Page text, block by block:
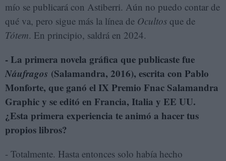
mío se publicará con Astiberri. Aún no puedo contar de
qué va, pero sigue más la línea de Ocultos que de
Tótem. En principio, saldrá en 2024.
- La primera novela gráfica que publicaste fue
Náufragos (Salamandra, 2016), escrita con Pablo
Monforte, que ganó el IX Premio Fnac Salamandra
Graphic y se editó en Francia, Italia y EE UU.
¿Esta primera experiencia te animó a hacer tus
propios libros?
- Totalmente. Hasta entonces solo había hecho